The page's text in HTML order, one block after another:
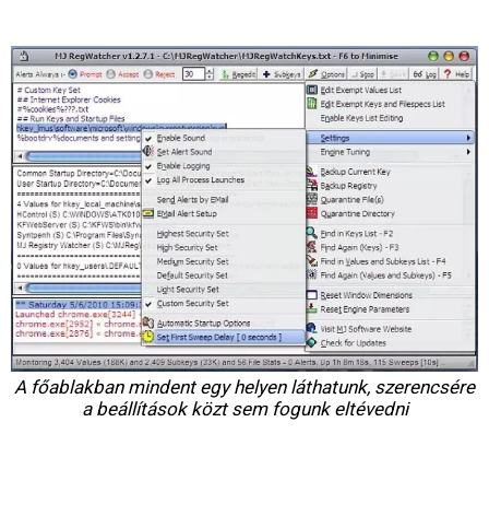
A főablakban mindent egy helyen láthatunk, szerencsére
a beállítások közt sem fogunk eltévedni